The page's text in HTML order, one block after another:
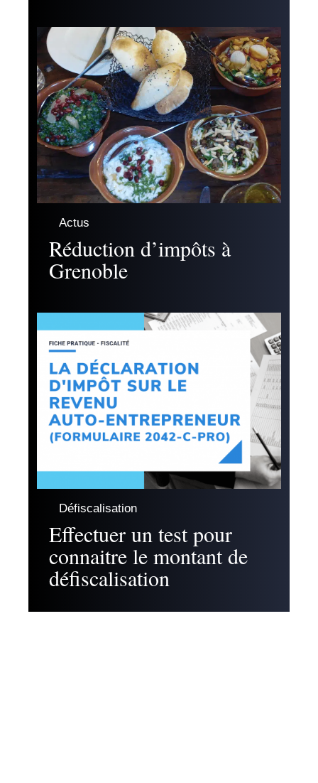
Actus
Réduction d’impôts à
Grenoble
Défiscalisation
Effectuer un test pour
connaitre le montant de
défiscalisation